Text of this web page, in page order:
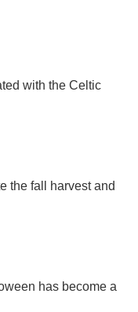
with the Celtic
the fall harvest and
has become a